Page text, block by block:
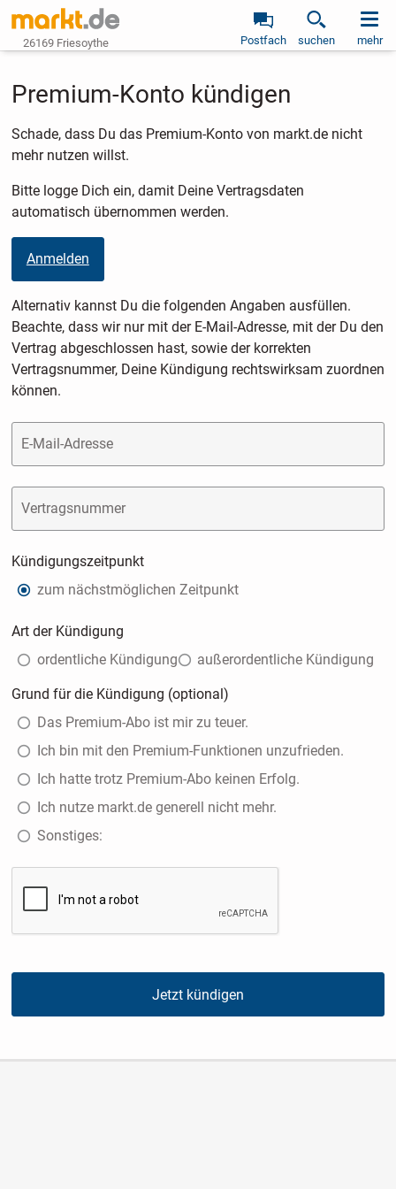
26169 Friesoythe Postfach suchen mehr
Premium-Konto kündigen
Schade, dass Du das Premium-Konto von markt.de nicht
mehr nutzen willst.
Bitte logge Dich ein, damit Deine Vertragsdaten
automatisch übernommen werden.
Anmelden
Alternativ kannst Du die folgenden Angaben ausfüllen.
Beachte, dass wir nur mit der E-Mail-Adresse, mit der Du den
Vertrag abgeschlossen hast, sowie der korrekten
Vertragsnummer, Deine Kündigung rechtswirksam zuordnen
können.
E-Mail-Adresse
Vertragsnummer
Kündigungszeitpunkt
zum nächstmöglichen Zeitpunkt
Art der Kündigung
ordentliche Kündigung
außerordentliche Kündigung
Grund für die Kündigung (optional)
Das Premium-Abo ist mir zu teuer.
Ich bin mit den Premium-Funktionen unzufrieden.
Ich hatte trotz Premium-Abo keinen Erfolg.
Ich nutze markt.de generell nicht mehr.
Sonstiges:
Jetzt kündigen